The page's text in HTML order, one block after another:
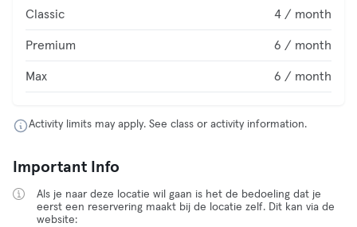
Classic 4 / month
Premium 6 / month
Max 6 / month
Activity limits may apply. See class or activity information.
Important Info
Als je naar deze locatie wil gaan is het de bedoeling dat je
eerst een reservering maakt bij de locatie zelf. Dit kan via de
website: